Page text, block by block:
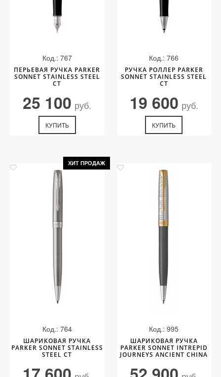
Код.: 767
ПЕРЬЕВАЯ РУЧКА PARKER
SONNET STAINLESS STEEL
CT
25 100 руб.
КУПИТЬ
Код.: 766
РУЧКА РОЛЛЕР PARKER
SONNET STAINLESS STEEL
CT
19 600 руб.
КУПИТЬ
ХИТ ПРОДАЖ
Код.: 764
ШАРИКОВАЯ РУЧКА
PARKER SONNET STAINLESS
STEEL CT
Код.: 995
ШАРИКОВАЯ РУЧКА
PARKER SONNET INTREPID
JOURNEYS ANCIENT CHINA